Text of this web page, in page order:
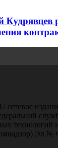
Кудрявцев
технологий
Эл №